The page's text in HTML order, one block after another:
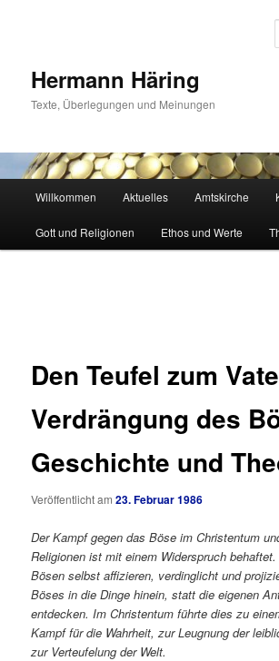
Hermann Häring
Texte, Überlegungen und Meinungen
Willkommen Aktuelles Amtskirche
Gott und Religionen Ethos und Werte
Den Teufel zum
Verdrängung des
Geschichte und
Veröffentlicht am23. Februar 1986
Der Kampf gegen das Böse im Christentum
Religionen ist mit einem Widerspruch
Bösen selbst affizieren, verdinglicht und
Böses in die Dinge hinein, statt die eigenen
entdecken. Im Christentum führte dies zu
Kampf für die Wahrheit, zur Leugnung der
zur Verteufelung der Welt.